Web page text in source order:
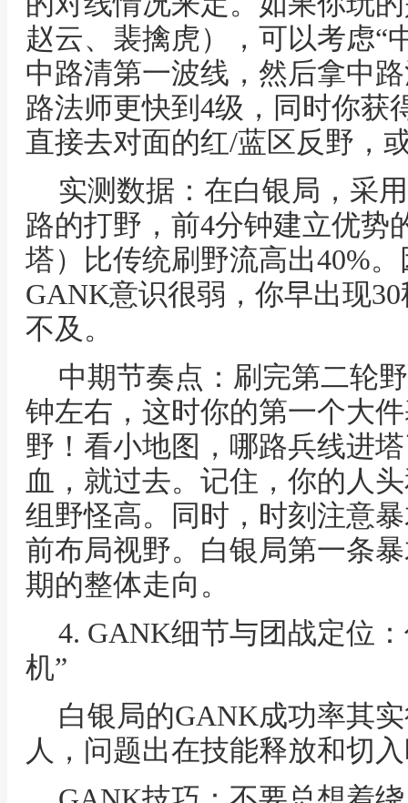
赵云、裴擒虎），可以考虑
中路清第一波线，然后拿中
路法师更快到4级，同时你获
直接去对面的红/蓝区反野，
实测数据：在白银局，采
路的打野，前4分钟建立优势
塔）比传统刷野流高出40%
GANK意识很弱，你早出现
不及。
中期节奏点：刷完第二轮
钟左右，这时你的第一个大
野！看小地图，哪路兵线进
血，就过去。记住，你的人
组野怪高。同时，时刻注意
前布局视野。白银局第一条
期的整体走向。
4. GANK细节与团战定位
机”
白银局的GANK成功率其
人，问题出在技能释放和切